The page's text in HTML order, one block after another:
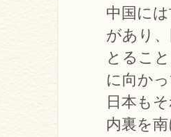
中国に
があり
とるこ
に向か
日本も
内裏を